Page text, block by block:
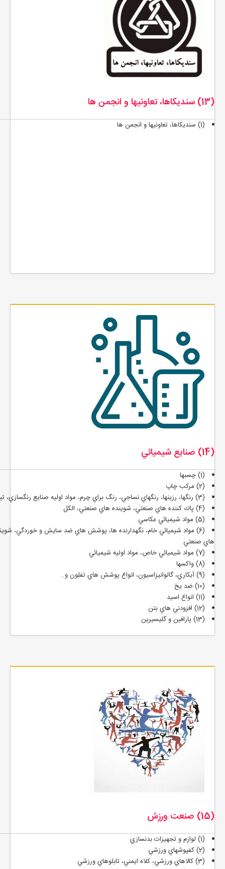
(13) سنديكاها، تعاونيها و انجمن ها
(1) سنديكاها، تعاونيها و انجمن ها
(14) صنايع شيميائي
(1) چسبها
(2) مركب چاپ
(3) رنگها، رزينها، رنگهاي نساجي، رنگ براي چرم، مواد اوليه صنايع رنگسازي، تينر
(4) پاك كننده هاي صنعتي، شوينده هاي صنعتي، الكل
(5) مواد شيميائي عکاسي
(6) مواد شيميائي خام، نگهدارنده ها، پوشش هاي ضد سايش و خوردگي،
هاي صنعتي
(7) مواد شيميائي خاص، مواد اوليه شيميائي
(8) واکسها
(9) آبکاري، گالوانيزاسيون، انواع پوشش هاي تفلون و..
(10) ضد يخ
(11) انواع اسيد
(12) افزودني هاي بتن
(13) پارافين و گليسيرين
(15) صنعت ورزش
(1) لوازم و تجهيزات بدنسازي
(2) كفپوشهاي ورزشي
(3) كالاهاي ورزشي، كلاه ايمني، تابلوهاي ورزشي